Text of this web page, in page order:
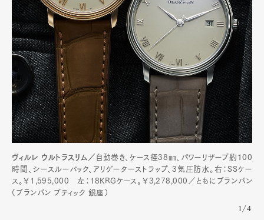
Gourmet
Cars
ProductCultureLifestyle
ヴィルレ ウルトラスリム／ 自動巻き、ケース径38㎜、パワーリザーブ約100
時間、シースルーバック、アリゲーターストラップ、3気圧防水。右：SSケー
ス。￥1,595,000 左：18KRGケース。￥3,278,000／ともにブランパン
（ブランパン ブティック 銀座）
1/4